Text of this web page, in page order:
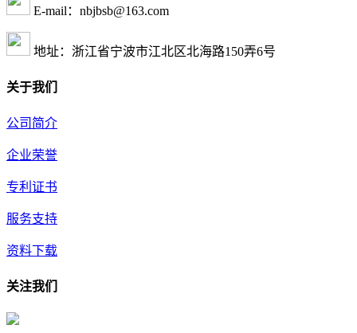
E-mail：nbjbsb@163.com
地址：浙江省宁波市江北区北海路150弄6号
关于我们
公司简介
企业荣誉
专利证书
服务支持
资料下载
关注我们